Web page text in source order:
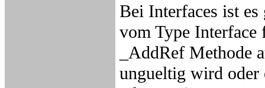
Bei Interfaces ist es
vom Type Interface
_AddRef Methode
ungueltig wird oder